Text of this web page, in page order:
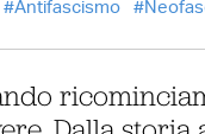
Antifascismo